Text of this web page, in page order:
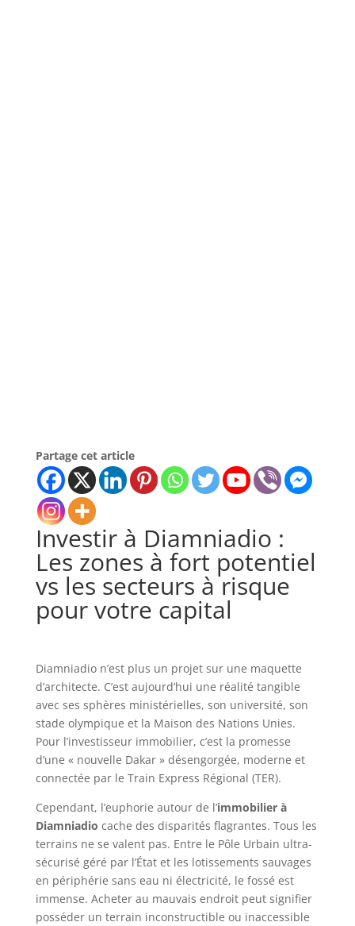
Partage cet article
Investir à Diamniadio :
Les zones à fort potentiel
vs les secteurs à risque
pour votre capital
Diamniadio n’est plus un projet sur une maquette
d’architecte. C’est aujourd’hui une réalité tangible
avec ses sphères ministérielles, son université, son
stade olympique et la Maison des Nations Unies.
Pour l’investisseur immobilier, c’est la promesse
d’une « nouvelle Dakar » désengorgée, moderne et
connectée par le Train Express Régional (TER).
Cependant, l’euphorie autour de l’immobilier à
Diamniadio cache des disparités flagrantes. Tous les
terrains ne se valent pas. Entre le Pôle Urbain ultra-
sécurisé géré par l’État et les lotissements sauvages
en périphérie sans eau ni électricité, le fossé est
immense. Acheter au mauvais endroit peut signifier
posséder un terrain inconstructible ou inaccessible